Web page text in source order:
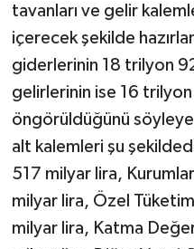
tavanları ve gelir
içerecek şekilde
giderlerinin 18 trilyon
gelirlerinin ise 16 trilyon
öngörüldüğünü
alt kalemleri şu
517 milyar lira,
milyar lira, Özel
milyar lira, Katma